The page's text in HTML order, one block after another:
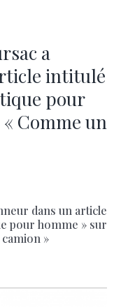
a
intitulé
pour
Comme un
dans un article
pour homme » sur
»